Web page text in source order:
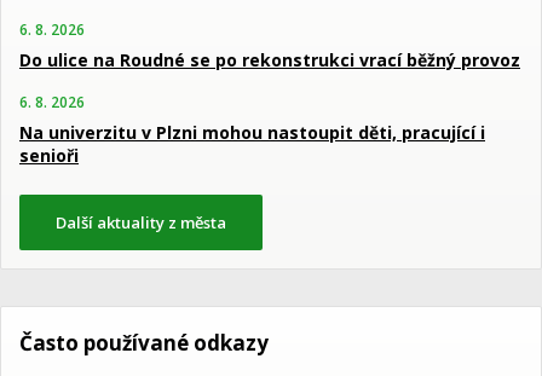
6. 8. 2026
Do ulice na Roudné se po rekonstrukci vrací běžný provoz
6. 8. 2026
Na univerzitu v Plzni mohou nastoupit děti, pracující i
senioři
Další aktuality z města
Často používané odkazy